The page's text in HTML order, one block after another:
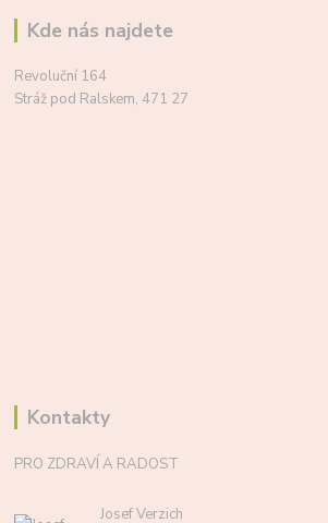
Kde nás najdete
Revoluční 164
Stráž pod Ralskem, 471 27
Kontakty
PRO ZDRAVÍ A RADOST
Josef Verzich